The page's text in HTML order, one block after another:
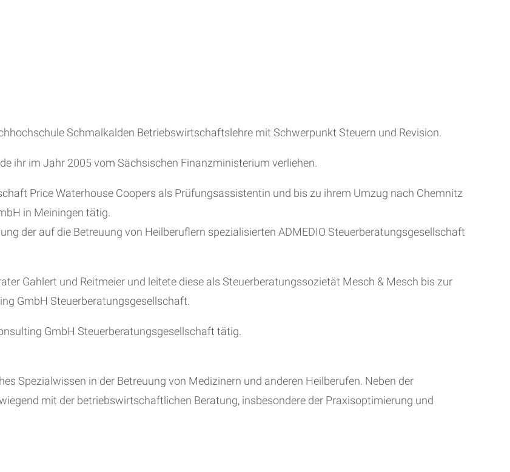
Schmalkalden Betriebswirtschaftslehre mit Schwerpunkt Steuern und Revision.
ihr im Jahr 2005 vom Sächsischen Finanzministerium verliehen.
Price Waterhouse Coopers als Prüfungsassistentin und bis zu ihrem Umzug nach Chemnitz
in Meiningen tätig.
der auf die Betreuung von Heilberuflern spezialisierten ADMEDIO Steuerberatungsgesellschaft
Gahlert und Reitmeier und leitete diese als Steuerberatungssozietät Mesch & Mesch bis zur
GmbH Steuerberatungsgesellschaft.
GmbH Steuerberatungsgesellschaft tätig.
Spezialwissen in der Betreuung von Medizinern und anderen Heilberufen. Neben der
mit der betriebswirtschaftlichen Beratung, insbesondere der Praxisoptimierung und